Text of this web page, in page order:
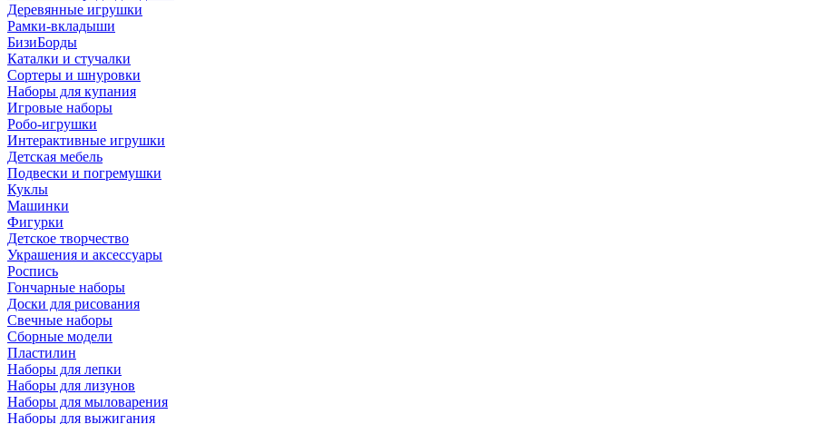
Деревянные игрушки
Рамки-вкладыши
БизиБорды
Каталки и стучалки
Сортеры и шнуровки
Наборы для купания
Игровые наборы
Робо-игрушки
Интерактивные игрушки
Детская мебель
Подвески и погремушки
Куклы
Машинки
Фигурки
Детское творчество
Украшения и аксессуары
Роспись
Гончарные наборы
Доски для рисования
Свечные наборы
Сборные модели
Пластилин
Наборы для лепки
Наборы для лизунов
Наборы для мыловарения
Наборы для выжигания